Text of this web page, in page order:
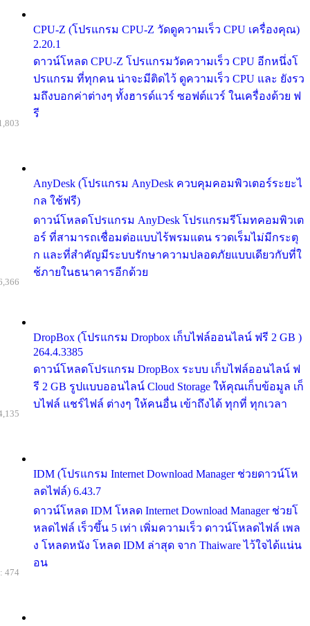
CPU-Z (โปรแกรม CPU-Z วัดดูความเร็ว CPU เครื่องคุณ)
2.20.1
ดาวน์โหลด CPU-Z โปรแกรมวัดความเร็ว CPU อีกหนึ่งโ
ปรแกรม ที่ทุกคน น่าจะมีติดไว้ ดูความเร็ว CPU และ ยังรว
มถึงบอกค่าต่างๆ ทั้งฮารด์แวร์ ซอฟต์แวร์ ในเครื่องด้วย ฟ
รี
AnyDesk (โปรแกรม AnyDesk ควบคุมคอมพิวเตอร์ระยะไ
กล ใช้ฟรี)
ดาวน์โหลดโปรแกรม AnyDesk โปรแกรมรีโมทคอมพิวเต
อร์ ที่สามารถเชื่อมต่อแบบไร้พรมแดน รวดเร็มไม่มีกระตุ
ก และที่สำคัญมีระบบรักษาความปลอดภัยแบบเดียวกับที่ใ
ช้ภายในธนาคารอีกด้วย
DropBox (โปรแกรม Dropbox เก็บไฟล์ออนไลน์ ฟรี 2 GB )
264.4.3385
ดาวน์โหลดโปรแกรม DropBox ระบบ เก็บไฟล์ออนไลน์ ฟ
รี 2 GB รูปแบบออนไลน์ Cloud Storage ให้คุณเก็บข้อมูล เก็
บไฟล์ แชร์ไฟล์ ต่างๆ ให้คนอื่น เข้าถึงได้ ทุกที่ ทุกเวลา
IDM (โปรแกรม Internet Download Manager ช่วยดาวน์โห
ลดไฟล์) 6.43.7
ดาวน์โหลด IDM โหลด Internet Download Manager ช่วยโ
หลดไฟล์ เร็วขึ้น 5 เท่า เพิ่มความเร็ว ดาวน์โหลดไฟล์ เพล
ง โหลดหนัง โหลด IDM ล่าสุด จาก Thaiware ไว้ใจได้แน่น
อน
474